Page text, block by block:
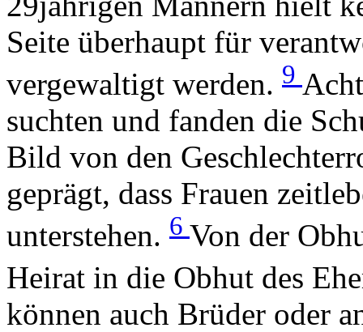
Seite überhaupt für
vergewaltigt werden. 9
suchten und fanden die
Bild von den
geprägt, dass Frauen
unterstehen. 6 Von der
Heirat in die Obhut des
können auch Brüder oder